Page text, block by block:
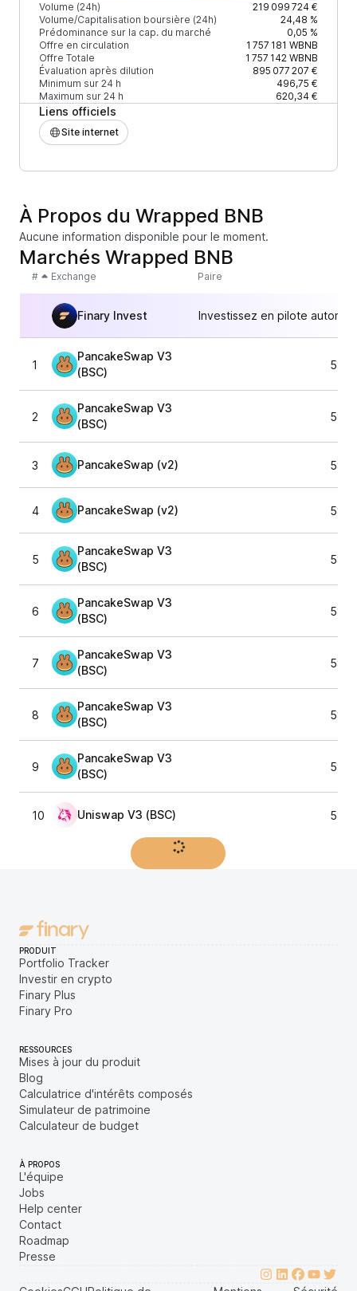
Volume (24h)
219 099 724 €
Volume/Capitalisation boursière (24h)
24,48 %
Prédominance sur la cap. du marché
0,05 %
Offre en circulation
1 757 181 WBNB
Offre Totale
1 757 142WBNB
Évaluation après dilution
895 077 207 €
Minimum sur 24 h
496,75 €
Maximum sur 24 h
620,34 €
Liens officiels
Site internet
À Propos du Wrapped BNB
Aucune information disponible pour le moment.
Marchés Wrapped BNB
# Exchange Paire
Finary Invest Investissez en pilote
1
PancakeSwap V3
(BSC)
2
PancakeSwap V3
(BSC)
3 PancakeSwap (v2)
4 PancakeSwap (v2)
5
PancakeSwap V3
(BSC)
6
PancakeSwap V3
(BSC)
7
PancakeSwap V3
(BSC)
8
PancakeSwap V3
(BSC)
9
PancakeSwap V3
(BSC)
10 Uniswap V3 (BSC)
Afficher plus
PRODUIT
Portfolio Tracker
Investir en crypto
Finary Plus
Finary Pro
RESSOURCES
Mises à jour du produit
Blog
Calculatrice d'intérêts composés
Simulateur de patrimoine
Calculateur de budget
À PROPOS
L'équipe
Jobs
Help center
Contact
Roadmap
Presse